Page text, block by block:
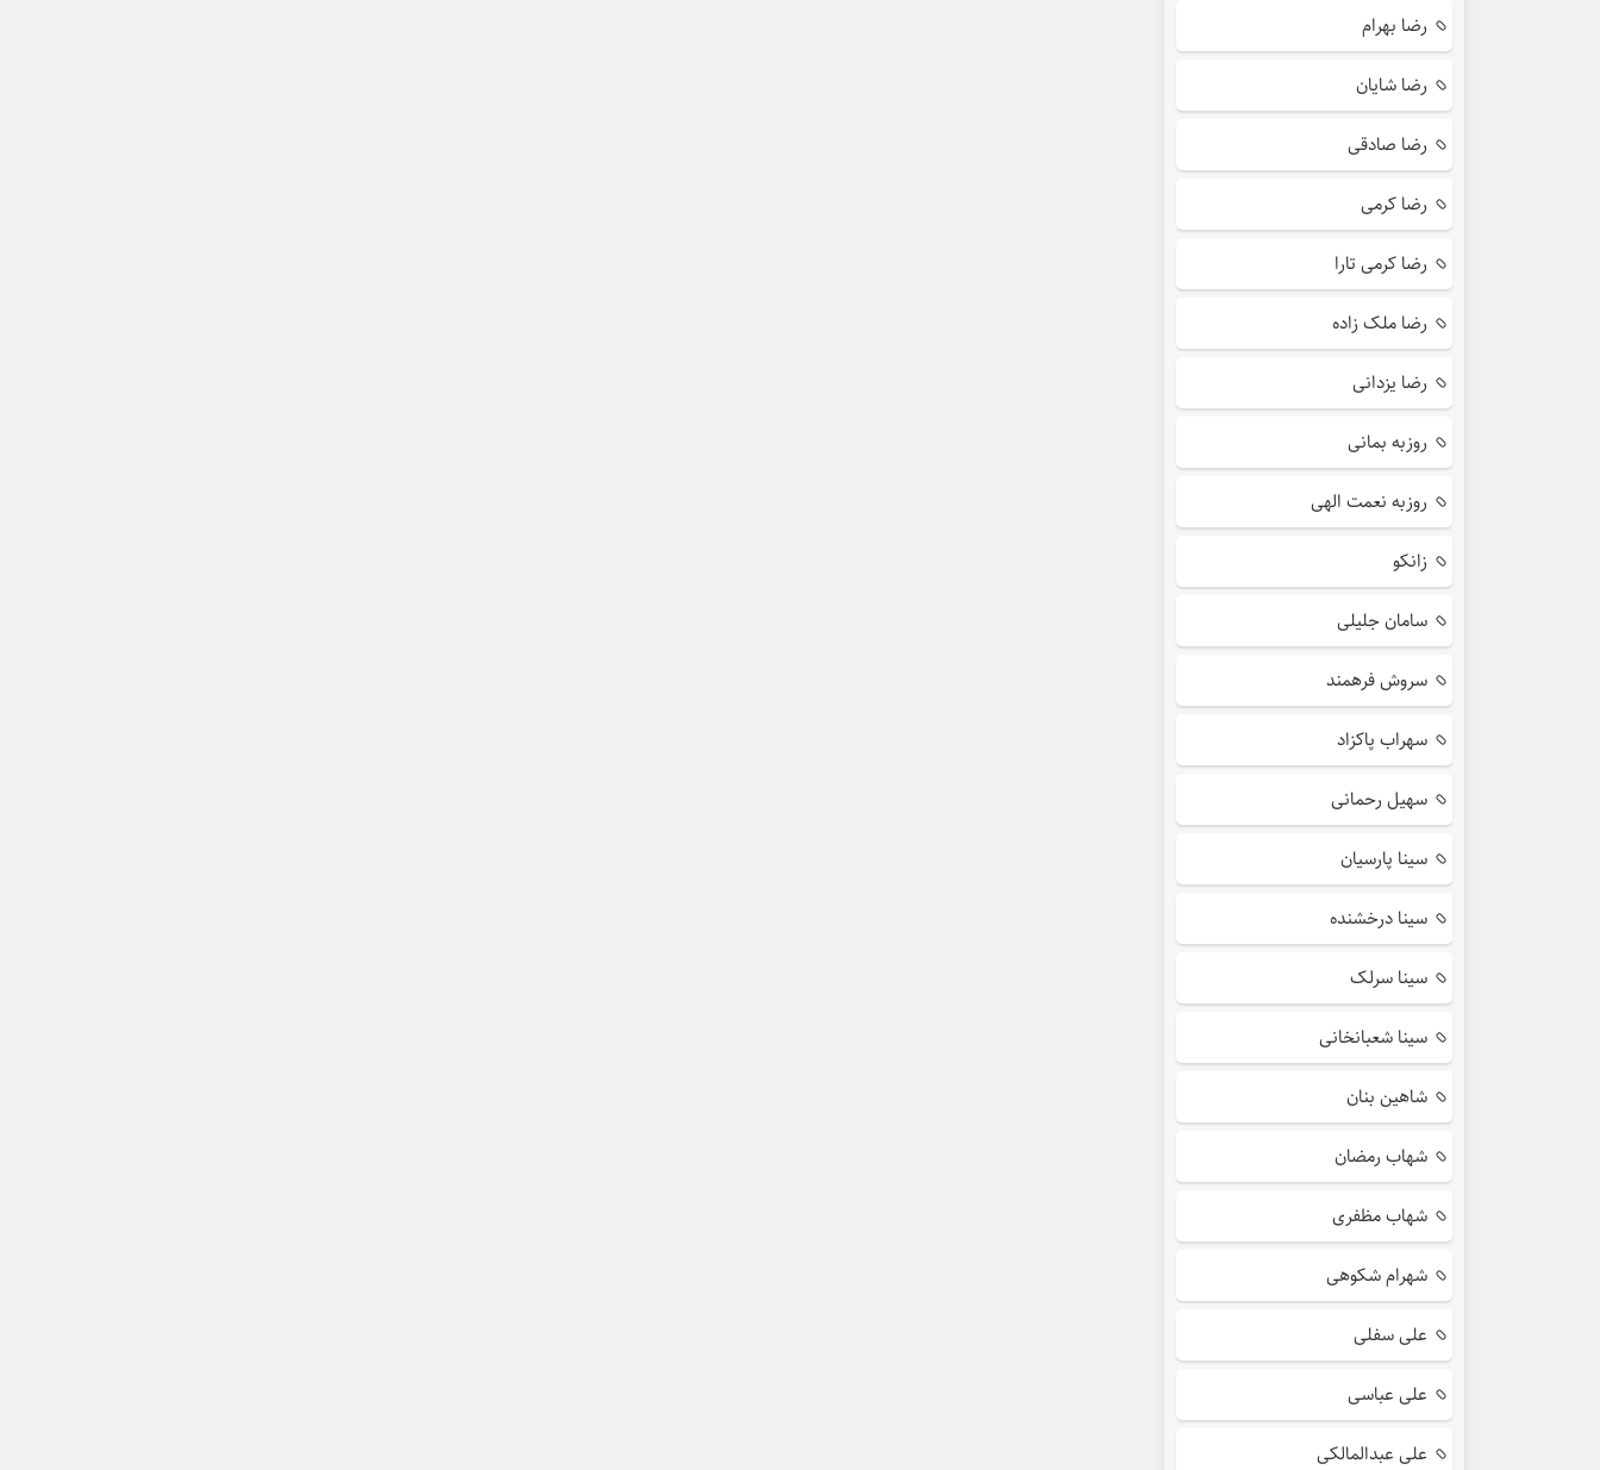
رضا بهرام
رضا شایان
رضا صادقی
رضا کرمی
رضا کرمی تارا
رضا ملک زاده
رضا یزدانی
روزبه بمانی
روزبه نعمت الهی
زانکو
سامان جلیلی
سروش فرهمند
سهراب پاکزاد
سهیل رحمانی
سینا پارسیان
سینا درخشنده
سینا سرلک
سینا شعبانخانی
شاهین بنان
شهاب رمضان
شهاب مظفری
شهرام شکوهی
علی سفلی
علی عباسی
علی عبدالمالکی